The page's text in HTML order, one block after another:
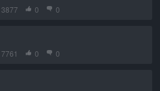
3877 0 0
7761 0 0